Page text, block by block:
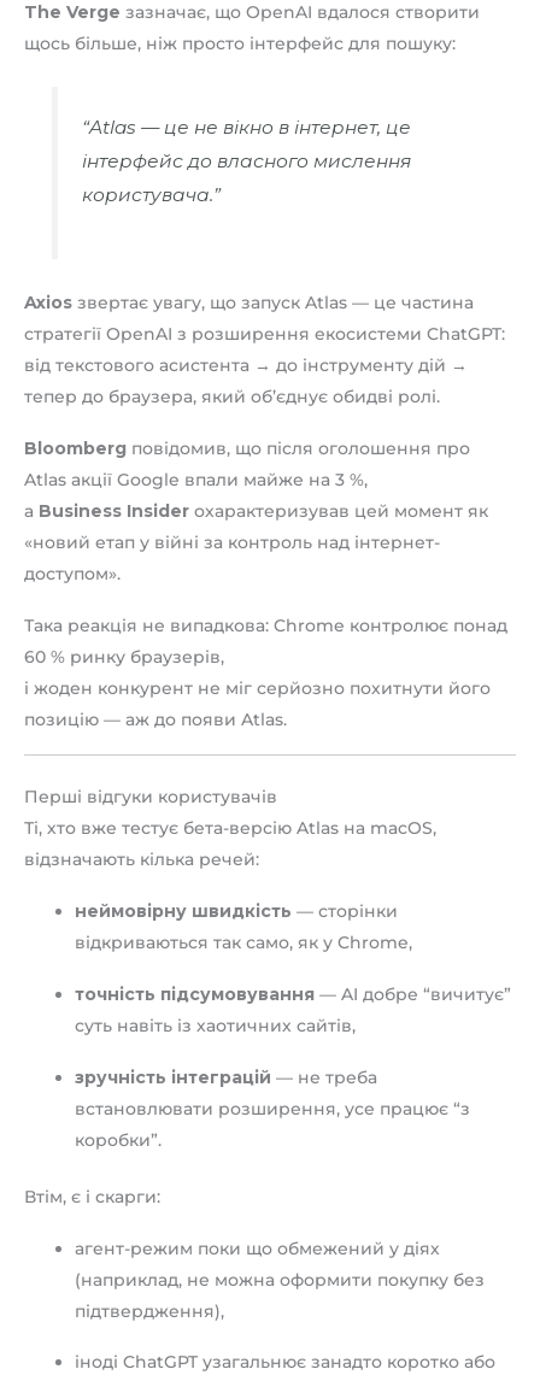
The Verge зазначає, що OpenAI вдалося створити
щось більше, ніж просто інтерфейс для пошуку:
“Atlas — це не вікно в інтернет, це
інтерфейс до власного мислення
користувача.”
Axios звертає увагу, що запуск Atlas — це частина
стратегії OpenAI з розширення екосистеми ChatGPT:
від текстового асистента → до інструменту дій →
тепер до браузера, який об’єднує обидві ролі.
Bloomberg повідомив, що після оголошення про
Atlas акції Google впали майже на 3 %,
а Business Insider охарактеризував цей момент як
«новий етап у війні за контроль над інтернет-
доступом».
Така реакція не випадкова: Chrome контролює понад
60 % ринку браузерів,
і жоден конкурент не міг серйозно похитнути його
позицію — аж до появи Atlas.
Перші відгуки користувачів
Ті, хто вже тестує бета-версію Atlas на macOS,
відзначають кілька речей:
неймовірну швидкість — сторінки
відкриваються так само, як у Chrome,
точність підсумовування — AI добре “вичитує”
суть навіть із хаотичних сайтів,
зручність інтеграцій — не треба
встановлювати розширення, усе працює “з
коробки”.
Втім, є і скарги:
агент-режим поки що обмежений у діях
(наприклад, не можна оформити покупку без
підтвердження),
іноді ChatGPT узагальнює занадто коротко або